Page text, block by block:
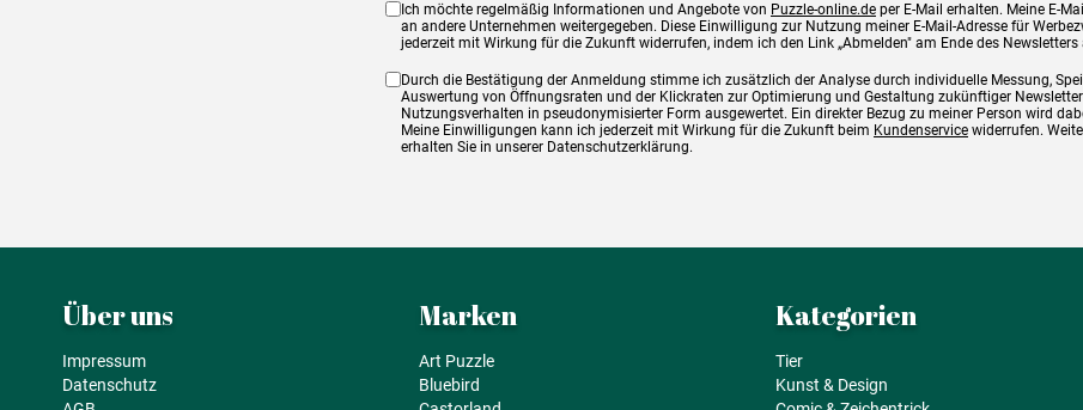
Ich möchte regelmäßig Informationen und Angebote von Puzzle-online.de per E-Mail erhalten. Meine E-
an andere Unternehmen weitergegeben. Diese Einwilligung zur Nutzung meiner E-Mail-Adresse für
jederzeit mit Wirkung für die Zukunft widerrufen, indem ich den Link „Abmelden" am Ende des Newsletters
Durch die Bestätigung der Anmeldung stimme ich zusätzlich der Analyse durch individuelle Messung,
Auswertung von Öffnungsraten und der Klickraten zur Optimierung und Gestaltung zukünftiger
Nutzungsverhalten in pseudonymisierter Form ausgewertet. Ein direkter Bezug zu meiner Person wird
Meine Einwilligungen kann ich jederzeit mit Wirkung für die Zukunft beim Kundenservice widerrufen.
erhalten Sie in unserer Datenschutzerklärung.
Über uns
Impressum
Datenschutz
Marken
Art Puzzle
Bluebird
Kategorien
Tier
Kunst & Design